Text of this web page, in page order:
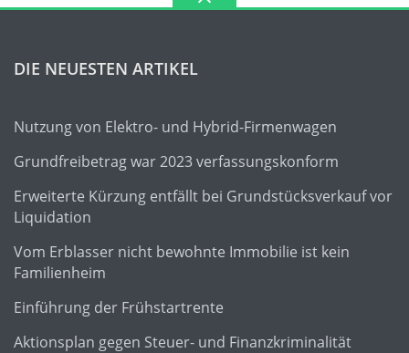
DIE NEUESTEN ARTIKEL
Nutzung von Elektro- und Hybrid-Firmenwagen
Grundfreibetrag war 2023 verfassungskonform
Erweiterte Kürzung entfällt bei Grundstücksverkauf vor
Liquidation
Vom Erblasser nicht bewohnte Immobilie ist kein
Familienheim
Einführung der Frühstartrente
Aktionsplan gegen Steuer- und Finanzkriminalität